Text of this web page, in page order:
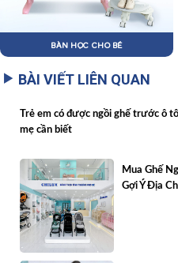
BÀN HỌC CHO BÉ
BÀI VIẾT LIÊN QUAN
Trẻ em có được ngồi ghế trước ô
mẹ cần biết
Mua Ghế
Gợi Ý Địa